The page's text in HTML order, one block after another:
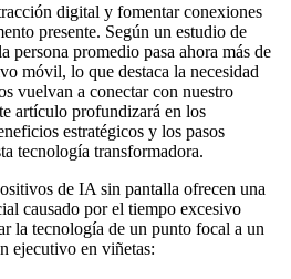
digital y fomentar conexiones
presente. Según un estudio de
persona promedio pasa ahora más de
móvil, lo que destaca la necesidad
vuelvan a conectar con nuestro
artículo profundizará en los
estratégicos y los pasos
tecnología transformadora.
de IA sin pantalla ofrecen una
causado por el tiempo excesivo
la tecnología de un punto focal a un
ejecutivo en viñetas: